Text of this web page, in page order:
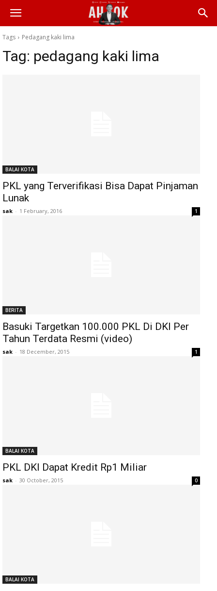
Tags Pedagang kaki lima
Tag: pedagang kaki lima
BALAI KOTA
PKL yang Terverifikasi Bisa Dapat Pinjaman
Lunak
sak - 1 February, 2016 1
BERITA
Basuki Targetkan 100.000 PKL Di DKI Per
Tahun Terdata Resmi (video)
sak - 18 December, 2015 1
BALAI KOTA
PKL DKI Dapat Kredit Rp1 Miliar
sak - 30 October, 2015 0
BALAI KOTA